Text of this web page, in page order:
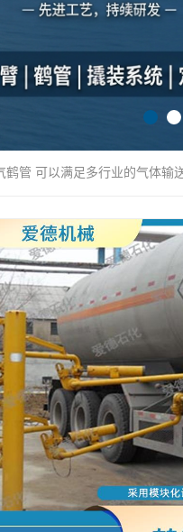
鹤管 可以满足多行业的气体输